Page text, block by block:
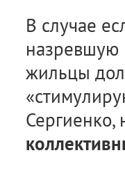
В случае
назревшую
жильцы
Сергиенко,